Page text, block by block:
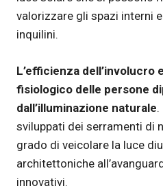
valorizzare gli spazi interni e
inquilini.
L’efficienza
fisiologico delle persone
dall’illuminazione naturale.
sviluppati dei serramenti di
grado di veicolare la luce
architettoniche
innovativi.